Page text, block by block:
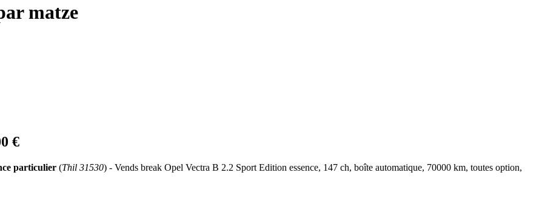
matze
€
particulier (Thil 31530) - Vends break Opel Vectra B 2.2 Sport Edition essence, 147 ch, boîte automatique, 70000 km, toutes option,